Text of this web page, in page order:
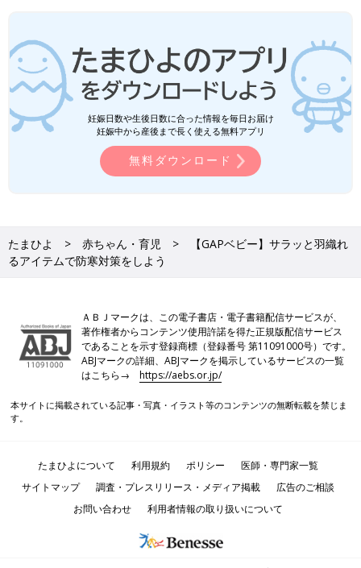
妊娠日数や生後日数に合った情報を毎日お届け
妊娠中から産後まで長く使える無料アプリ
無料ダウンロード
たまひよ 赤ちゃん・育児
【GAPベビー】サラッと羽織れ
るアイテムで防寒対策をしよう
ＡＢＪマークは、この電子書店・電子書籍配信サービスが、
著作権者からコンテンツ使用許諾を得た正規版配信サービス
であることを示す登録商標（登録番号 第11091000号）です。
ABJマークの詳細、ABJマークを掲示しているサービスの一覧
はこちら→https://aebs.or.jp/
本サイトに掲載されている記事・写真・イラスト等のコンテンツの無断転載を禁じま
す。
たまひよについて 利用規約 ポリシー
医師・専門家一覧
サイトマップ
調査・プレスリリース・メディア掲載
広告のご相談
お問い合わせ
利用者情報の取り扱いについて